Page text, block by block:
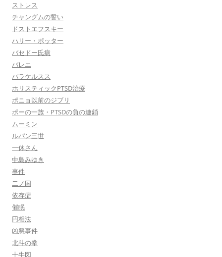
ストレス
チャングムの誓い
ドストエフスキー
ハリー・ポッター
バセドー氏病
バレエ
パラケルスス
ホリスティックPTSD治療
ポニョ以前のジブリ
ポーの一族・PTSDの負の連鎖
ムーミン
ルパン三世
一休さん
中島みゆき
事件
二ノ国
依存症
催眠
円相法
凶悪事件
北斗の拳
十牛図